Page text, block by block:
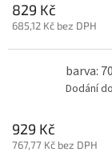
829 Kč
685,12 Kč bez DPH
barva:
Dodání
929 Kč
767,77 Kč bez DPH